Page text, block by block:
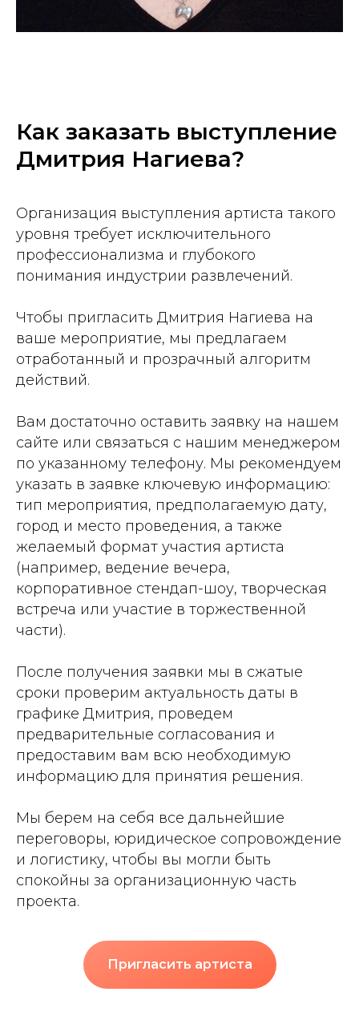
Как заказать выступление
Дмитрия Нагиева?
Организация выступления артиста такого
уровня требует исключительного
профессионализма и глубокого
понимания индустрии развлечений.
Чтобы пригласить Дмитрия Нагиева на
ваше мероприятие, мы предлагаем
отработанный и прозрачный алгоритм
действий.
Вам достаточно оставить заявку на нашем
сайте или связаться с нашим менеджером
по указанному телефону. Мы рекомендуем
указать в заявке ключевую информацию:
тип мероприятия, предполагаемую дату,
город и место проведения, а также
желаемый формат участия артиста
(например, ведение вечера,
корпоративное стендап-шоу, творческая
встреча или участие в торжественной
части).
После получения заявки мы в сжатые
сроки проверим актуальность даты в
графике Дмитрия, проведем
предварительные согласования и
предоставим вам всю необходимую
информацию для принятия решения.
Мы берем на себя все дальнейшие
переговоры, юридическое сопровождение
и логистику, чтобы вы могли быть
спокойны за организационную часть
проекта.
Пригласить артиста